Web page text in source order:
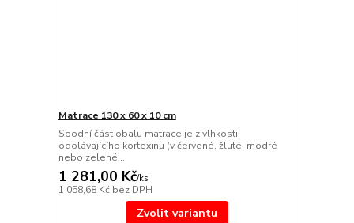
Matrace 130 x 60 x 10 cm
Spodní část obalu matrace je z vlhkosti
odolávajícího kortexinu (v červené, žluté, modré
nebo zelené...
1 281,00 Kč/ks
1 058,68 Kč bez DPH
Zvolit variantu